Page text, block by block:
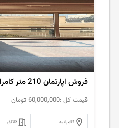
فروش اپارتمان 210 متر کامرانیه
قیمت کل :60,000,000 تومان
کامرانیه 3اتاق